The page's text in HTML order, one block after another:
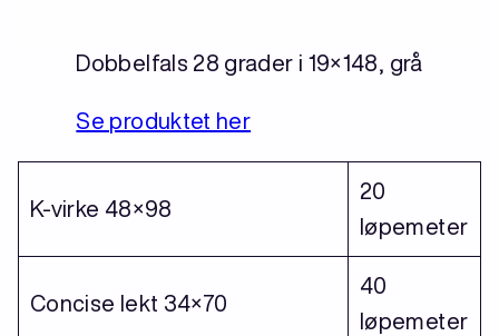
Dobbelfals 28 grader i 19×148, grå
Se produktet her
K-virke 48×98
20
løpemeter
Concise lekt 34×70
40
løpemeter